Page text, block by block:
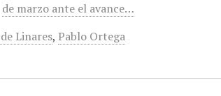
de marzo ante el avance…
Linares, Pablo Ortega